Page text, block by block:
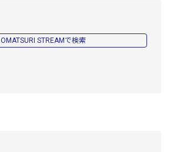
OMATSURI STREAMで検索